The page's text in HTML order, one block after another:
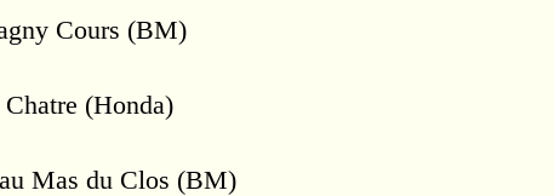
Cours (BM)
(Honda)
Mas du Clos (BM)